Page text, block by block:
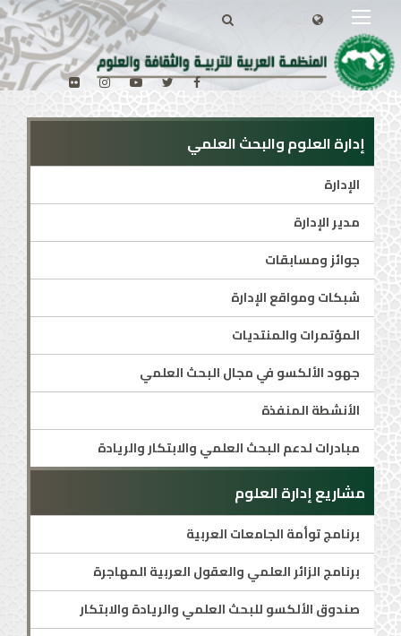
إدارة العلوم والبحث العلمي
الإدارة
مدير الإدارة
جوائز ومسابقات
شبكات ومواقع الإدارة
المؤتمرات والمنتديات
جهود الألكسو في مجال البحث العلمي
الأنشطة المنفذة
مبادرات لدعم البحث العلمي والابتكار والريادة
مشاريع إدارة العلوم
برنامج توأمة الجامعات العربية
برنامج الزائر العلمي والعقول العربية المهاجرة
صندوق الألكسو للبحث العلمي والريادة والابتكار